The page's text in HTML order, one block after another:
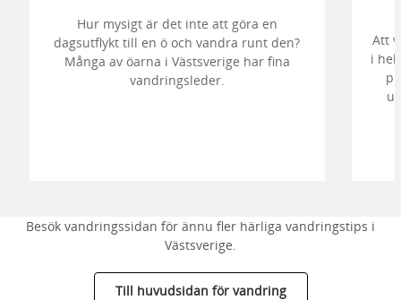
Hur mysigt är det inte att göra en
dagsutflykt till en ö och vandra runt den?
Många av öarna i Västsverige har fina
vandringsleder.
Att
i
Besök vandringssidan för ännu fler härliga vandringstips i
Västsverige.
Till huvudsidan för vandring